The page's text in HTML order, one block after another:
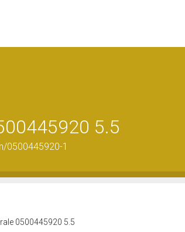
5.5
0500445920-1
0500445920 5.5